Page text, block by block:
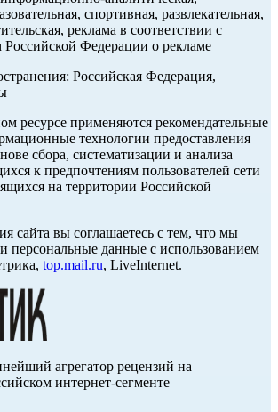
спортивная, развлекательная,
реклама в соответствии с
Российской Федерации о рекламе
Российская Федерация,
ресурсе применяются рекомендательные
технологии предоставления
сбора, систематизации и анализа
к предпочтениям пользователей сети
на территории Российской
сайта вы соглашаетесь с тем, что мы
персональные данные с использованием
top.mail.ru, LiveInternet.
агрегатор рецензий на
интернет-сегменте